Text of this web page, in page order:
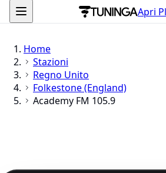
Apri
Home
Stazioni
Regno Unito
Folkestone (England)
Academy FM 105.9